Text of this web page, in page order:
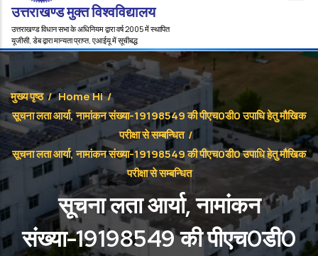
उत्तराखण्ड मुक्त विश्‍वविद्यालय
उत्तराखण्ड विधान सभा के अधिनियम द्वारा वर्ष 2005 में स्थापित
यूजीसी, डेब द्वारा मान्यता प्राप्त, एआईयू में सूचीबद्ध
मुख्य पृष्ठ/ Home Hi/
सूचना लता आर्या, नामांकन संख्‍या-19198549 की पीएच0डी0 उप‍ाधि हेतु मौखिक
परीक्षा से सम्‍बन्धित /
सूचना लता आर्या, नामांकन संख्‍या-19198549 की पीएच0डी0 उप‍ाधि हेतु मौखिक
परीक्षा से सम्‍बन्धित
सूचना लता आर्या, नामांकन
संख्‍या-19198549 की पीएच0डी0